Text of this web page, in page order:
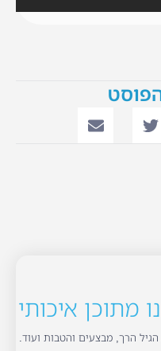
מתוכן איכותי
הרך, מבצעים והטבות ועוד.